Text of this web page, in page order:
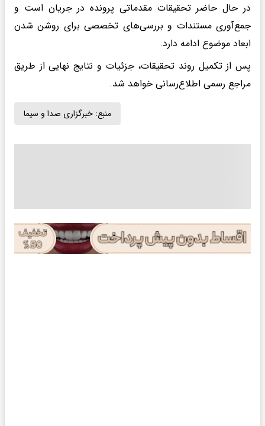
در حال حاضر تحقیقات مقدماتی پرونده در جریان است و
جمع‌آوری مستندات و بررسی‌های تخصصی برای روشن شدن
ابعاد موضوع ادامه دارد.
پس از تکمیل روند تحقیقات، جزئیات و نتایج نهایی از طریق
مراجع رسمی اطلاع‌رسانی خواهد شد.
منبع: خبرگزاری صدا و سیما